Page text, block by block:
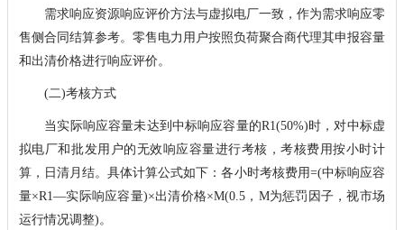
需求响应资源响应评价方法与虚拟电厂一致，作为需求响应零
售侧合同结算参考。零售电力用户按照负荷聚合商代理其申报容量
和出清价格进行响应评价。
(二)考核方式
当实际响应容量未达到中标响应容量的R1(50%)时，对中标虚
拟电厂和批发用户的无效响应容量进行考核，考核费用按小时计
算，日清月结。具体计算公式如下：各小时考核费用=(中标响应容
量×R1—实际响应容量)×出清价格×M(0.5，M为惩罚因子，视市场
运行情况调整)。